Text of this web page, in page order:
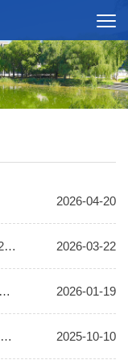
2026-04-20
格物探理，致真致远——物理学院开展2026年学科专业宣讲与专业行活动 2026-03-22
物理学院举办2026届硕博毕业生座谈会暨欢送仪式 2026-01-19
千年文脉润初心 匠心传承担使命——北航物理学院学生党支部开展主题党日活动 2025-10-10